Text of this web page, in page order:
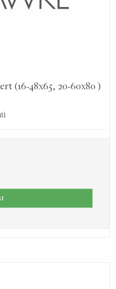
(16-48x65, 20-60x80 )